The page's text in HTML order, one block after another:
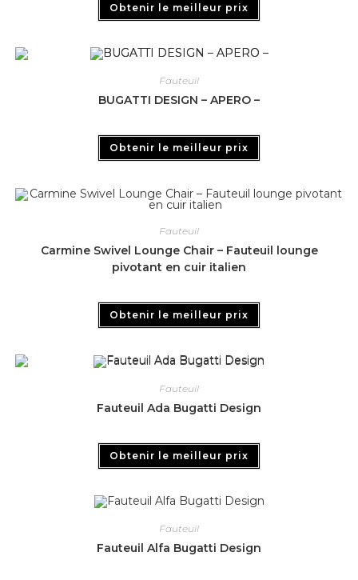
Obtenir le meilleur prix
Fauteuil
BUGATTI DESIGN – APERO –
Obtenir le meilleur prix
Fauteuil
Carmine Swivel Lounge Chair – Fauteuil lounge
pivotant en cuir italien
Obtenir le meilleur prix
Fauteuil
Fauteuil Ada Bugatti Design
Obtenir le meilleur prix
Fauteuil
Fauteuil Alfa Bugatti Design